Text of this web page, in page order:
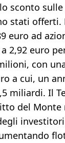
sconto
stati offerti.
euro ad
2,92 euro
con
a cui, un
miliardi. Il
del Monte